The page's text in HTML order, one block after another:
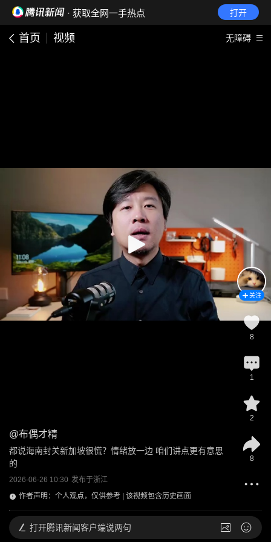
· 获取全网一手热点 打开
首页 视频 无障碍
@布偶才精
都说海南封关新加坡很慌？情绪放一边 咱们讲点更有意思
的
2026-06-26 10:30 发布于浙江
作者声明：个人观点，仅供参考 | 该视频包含历史画面
关注
8
1
2
8
打开腾讯新闻客户端说两句